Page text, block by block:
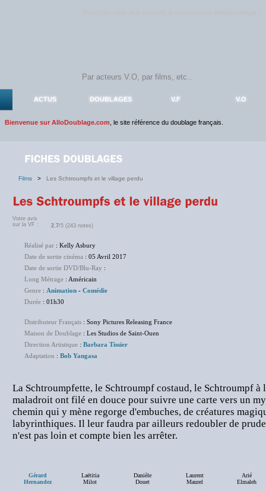
ACTUS DOUBLAGES V.F V.O
Bienvenue sur AlloDoublage.com , le site référence du doublage français.
Films > Les Schtroumpfs et le village perdu
Votre avis
sur la VF :
2.7/5 (243 notes)
Réalisé par : Kelly Asbury
Date de sortie cinéma : 05 Avril 2017
Date de sortie DVD/Blu-Ray :
Long Métrage : Américain
Genre : Animation - Comédie
Durée : 01h30
Distributeur Français : Sony Pictures Releasing France
Maison de Doublage : Les Studios de Saint-Ouen
Direction Artistique : Barbara Tissier
Adaptation : Bob Yangasa
La Schtroumpfette, le Schtroumpf costaud, le Schtroumpf à
maladroit ont filé en douce pour suivre une carte vers un
chemin qui y mène regorge d'embuches, de créatures
labyrinthiques. Il leur faudra par ailleurs redoubler de
n'est pas loin et compte bien les arrêter.
Gérard
Hernandez
Laëtitia
Milot
Danièle
Douet
Laurent
Maurel
Arié
Elmaleh